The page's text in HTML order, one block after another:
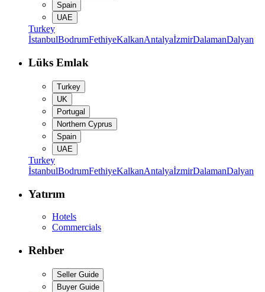
Spain
UAE
Turkey
İstanbulBodrumFethiyeKalkanAntalyaİzmirDalamanDalyan
Lüks Emlak
Turkey
UK
Portugal
Northern Cyprus
Spain
UAE
Turkey
İstanbulBodrumFethiyeKalkanAntalyaİzmirDalamanDalyan
Yatırım
Hotels
Commercials
Rehber
Seller Guide
Buyer Guide